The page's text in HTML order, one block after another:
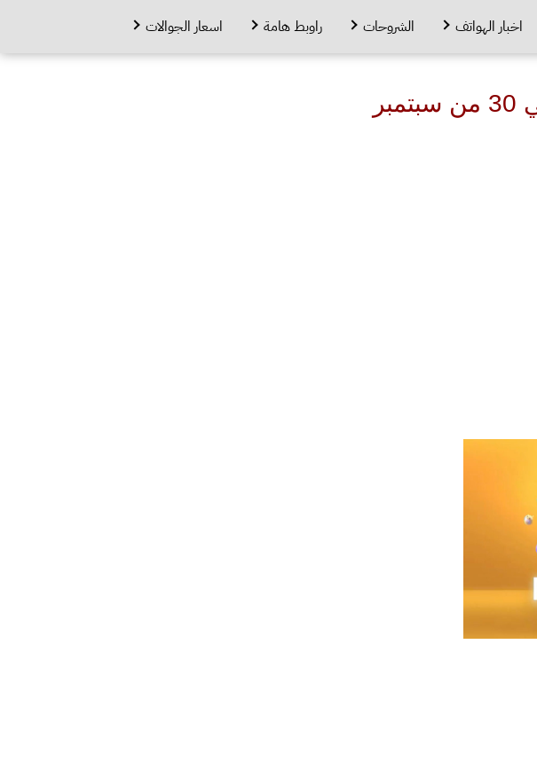
اخبار الهواتف الشروحات راوبط هامة اسعار الجوالات